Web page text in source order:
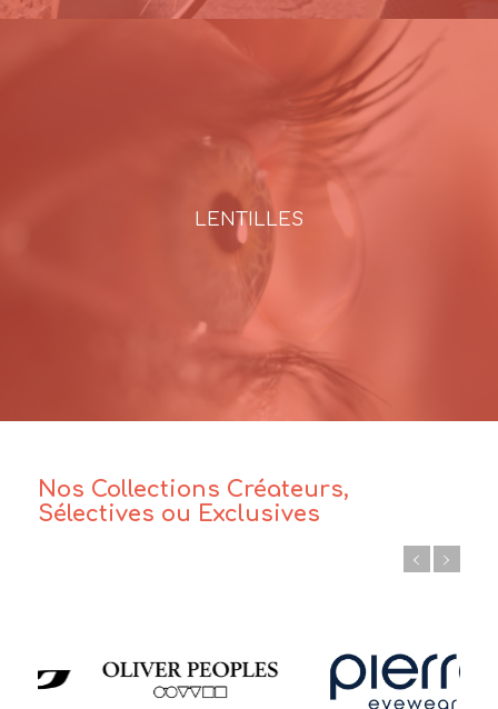
LENTILLES
Nos Collections Créateurs,
Sélectives ou Exclusives